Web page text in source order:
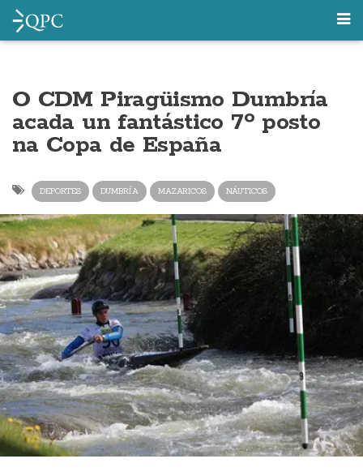
O CDM Piragüismo Dumbría
acada un fantástico 7º posto
na Copa de España
DEPORTES DUMBRÍA MAZARICOS NÁUTICOS